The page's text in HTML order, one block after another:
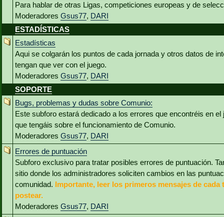
Para hablar de otras Ligas, competiciones europeas y de
Moderadores Gsus77, DARI
ESTADÍSTICAS
Estadísticas
Aqui se colgarán los puntos de cada jornada y otros datos de
tengan que ver con el juego.
Moderadores Gsus77, DARI
SOPORTE
Bugs, problemas y dudas sobre Comunio:
Este subforo estará dedicado a los errores que encontréis en el
que tengáis sobre el funcionamiento de Comunio.
Moderadores Gsus77, DARI
Errores de puntuación
Subforo exclusivo para tratar posibles errores de puntuación.
sitio donde los administradores soliciten cambios en las
comunidad. Importante, leer los primeros mensajes de cada
postear.
Moderadores Gsus77, DARI